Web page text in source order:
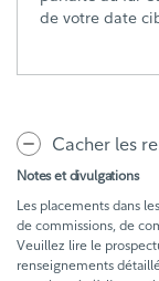
de votre date
Cacher les
Notes et divulgations
Les placements dans
de commissions, de
Veuillez lire le
renseignements